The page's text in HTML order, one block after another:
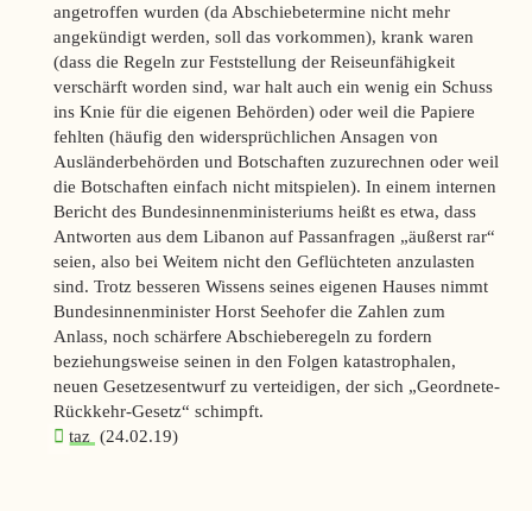
angetroffen wurden (da Abschiebetermine nicht mehr
angekündigt werden, soll das vorkommen), krank waren
(dass die Regeln zur Feststellung der Reiseunfähigkeit
verschärft worden sind, war halt auch ein wenig ein Schuss
ins Knie für die eigenen Behörden) oder weil die Papiere
fehlten (häufig den widersprüchlichen Ansagen von
Ausländerbehörden und Botschaften zuzurechnen oder weil
die Botschaften einfach nicht mitspielen). In einem internen
Bericht des Bundesinnenministeriums heißt es etwa, dass
Antworten aus dem Libanon auf Passanfragen „äußerst rar“
seien, also bei Weitem nicht den Geflüchteten anzulasten
sind. Trotz besseren Wissens seines eigenen Hauses nimmt
Bundesinnenminister Horst Seehofer die Zahlen zum
Anlass, noch schärfere Abschieberegeln zu fordern
beziehungsweise seinen in den Folgen katastrophalen,
neuen Gesetzesentwurf zu verteidigen, der sich „Geordnete-
Rückkehr-Gesetz“ schimpft.
taz (24.02.19)